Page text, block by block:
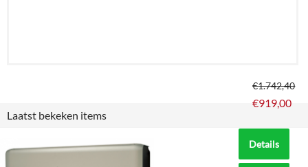
€1.742,40
€919,00
Details
Laatst bekeken items